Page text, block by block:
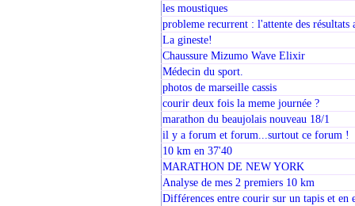
les moustiques
probleme recurrent : l'attente des résultats
La gineste!
Chaussure Mizumo Wave Elixir
Médecin du sport.
photos de marseille cassis
courir deux fois la meme journée ?
marathon du beaujolais nouveau 18/1
il y a forum et forum...surtout ce forum !
10 km en 37'40
MARATHON DE NEW YORK
Analyse de mes 2 premiers 10 km
Différences entre courir sur un tapis et en